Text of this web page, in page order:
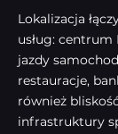
Lokalizacja
usług:
jazdy
restauracje,
również
infrastruktury